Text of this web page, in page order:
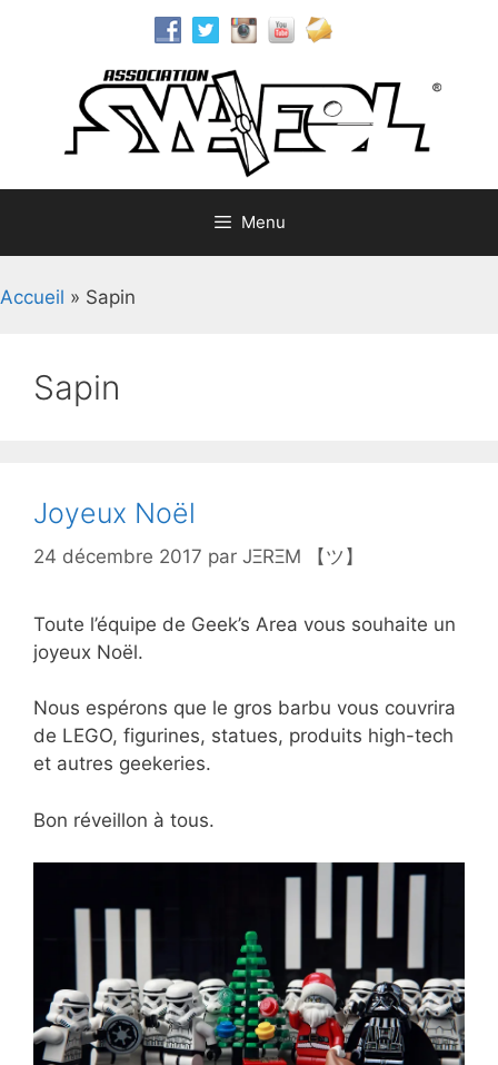
Menu
Accueil » Sapin
Sapin
Joyeux Noël
24 décembre 2017 par JΞRΞM 【ツ】
Toute l’équipe de Geek’s Area vous souhaite un
joyeux Noël.
Nous espérons que le gros barbu vous couvrira
de LEGO, figurines, statues, produits high-tech
et autres geekeries.
Bon réveillon à tous.